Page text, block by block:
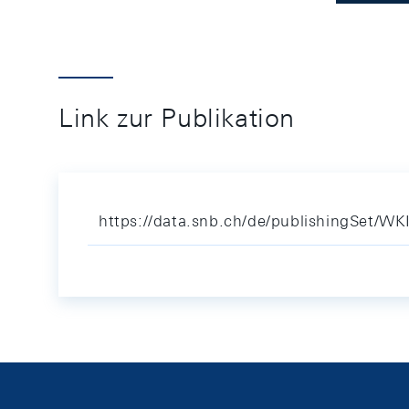
Link zur Publikation
https://data.snb.ch/de/publishingSet/